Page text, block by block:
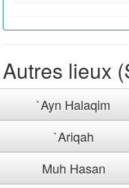
Autres lieux
`Ayn Halaqim
`Ariqah
Muh Hasan